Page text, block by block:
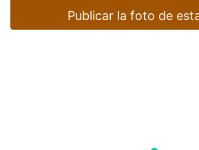
Publicar la foto de